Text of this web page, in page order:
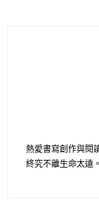
熱愛書寫創作與閱
終究不離生命太遠